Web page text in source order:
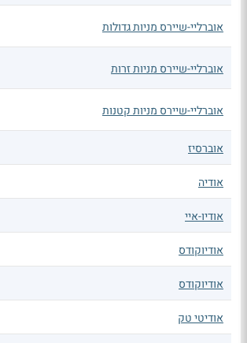
אוברליי-שיירס מניות גדולות
אוברליי-שיירס מניות זרות
אוברליי-שיירס מניות קטנות
אוברסיז
אודיה
אודיו-איי
אודיוקודס
אודיוקודס
אודיטי טק